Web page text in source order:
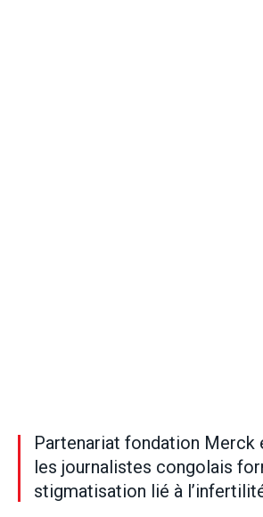
Partenariat fondation Merck
les journalistes congolais
stigmatisation lié à